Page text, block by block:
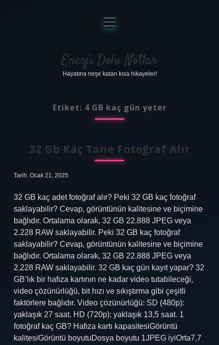
Anasayfa
Gizlilik Politikası
Yasal Uyarı
menüyü
aç
Enerji Dolu Notlar
Hayatına neşe katan kısa hikayeler!
Etiket: 4 GB kaç gün yeter
32 Gb Kaç Tane Fotoğraf Alır
Tarih: Ocak 21, 2025
32 GB kaç adet fotoğraf alır? Peki 32 GB kaç fotoğraf
saklayabilir? Cevap, görüntünün kalitesine ve biçimine
bağlıdır. Ortalama olarak, 32 GB 22.888 JPEG veya
2.228 RAW saklayabilir. Peki 32 GB kaç fotoğraf
saklayabilir? Cevap, görüntünün kalitesine ve biçimine
bağlıdır. Ortalama olarak, 32 GB 22.888 JPEG veya
2.228 RAW saklayabilir. 32 GB kaç gün kayıt yapar? 32
GB’lık bir hafıza kartının ne kadar video tutabileceği,
video çözünürlüğü, bit hızı ve sıkıştırma gibi çeşitli
faktörlere bağlıdır. Video çözünürlüğü: SD (480p):
yaklaşık 27 saat. HD (720p): yaklaşık 13,5 saat. 1
fotoğraf kaç GB? Hafıza kartı kapasitesiGörüntü
kalitesiGörüntü boyutuDosya boyutu 1JPEG iyiOrta7,7